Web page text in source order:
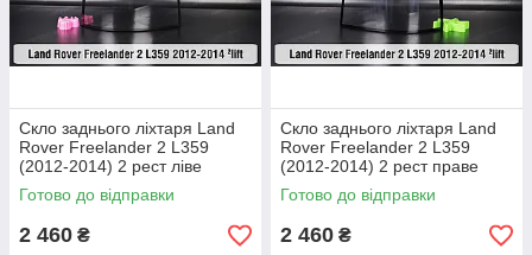
Скло заднього ліхтаря Land
Rover Freelander 2 L359
(2012-2014) 2 рест ліве
Готово до відправки
2 460 ₴
Скло заднього ліхтаря Land
Rover Freelander 2 L359
(2012-2014) 2 рест праве
Готово до відправки
2 460 ₴